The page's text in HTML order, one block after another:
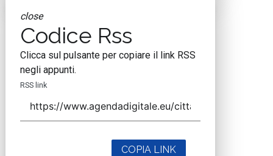
close
Codice Rss
Clicca sul pulsante per copiare il link RSS
negli appunti.
RSS link
COPIA LINK